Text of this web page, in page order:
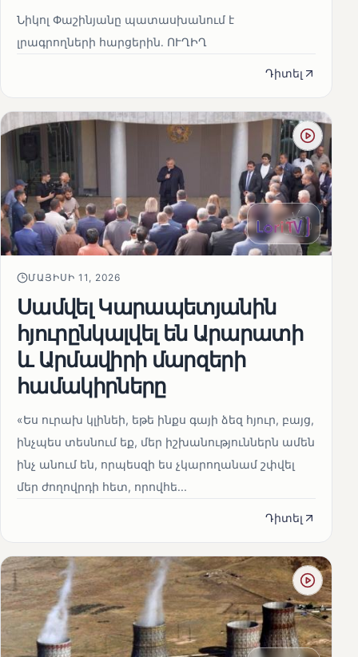
Նիկոլ Փաշինյանը պատասխանում է
լրագրողների հարցերին․ ՈՒՂԻՂ
Դիտել
ՄԱՅԻՍԻ 11, 2026
Սամվել Կարապետյանին
հյուրընկալվել են Արարատի
և Արմավիրի մարզերի
համակիրները
«Ես ուրախ կլինեի, եթե ինքս գայի ձեզ հյուր, բայց,
ինչպես տեսնում եք, մեր իշխանություններն ամեն
ինչ անում են, որպեսզի ես չկարողանամ շփվել
մեր ժողովրդի հետ, որովհե...
Դիտել